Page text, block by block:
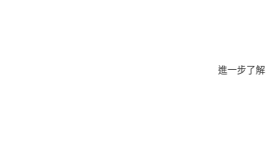
進一步了解